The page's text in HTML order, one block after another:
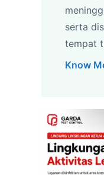
serta
tempat
Know